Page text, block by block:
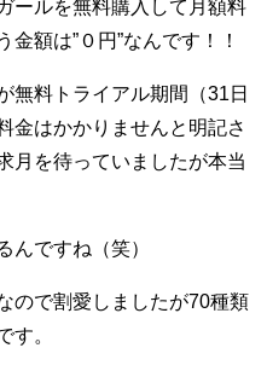
ールを無料購入して月額料
額は”０円”なんです！！
無料トライアル期間（31日
金はかかりませんと明記さ
月を待っていましたが本当
んですね（笑）
ので割愛しましたが70種類
す。